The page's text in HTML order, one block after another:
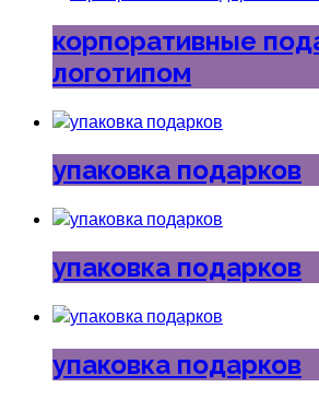
корпоративные
логотипом
упаковка подарков
упаковка подарков
упаковка подарков